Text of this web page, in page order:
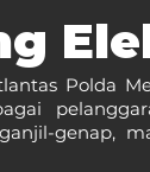
Polda
genap,